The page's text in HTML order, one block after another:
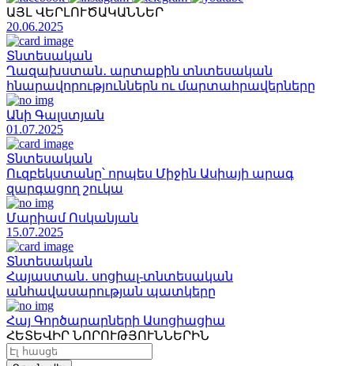
ԱՅԼ ՎԵՐԼՈՒԾԱԿԱՆՆԵՐ
20.06.2025
Տնտեսական
Ղազախստան․ արտաքին տնտեսական
հնարավորություններն ու մարտահրավերները
Անի Գալստյան
01.07.2025
Տնտեսական
Ուզբեկստանը՝ որպես Միջին Ասիայի արագ
զարգացող շուկա
Մարիամ Ոսկանյան
15.07.2025
Տնտեսական
Հայաստան․ սոցիալ-տնտեսական
անհավասարության պատկերը
Հայ Գործարարների Ասոցիացիա
ՀԵՏԵՎԻՐ ՆՈՐՈՒԹՅՈՒՆՆԵՐԻՆ